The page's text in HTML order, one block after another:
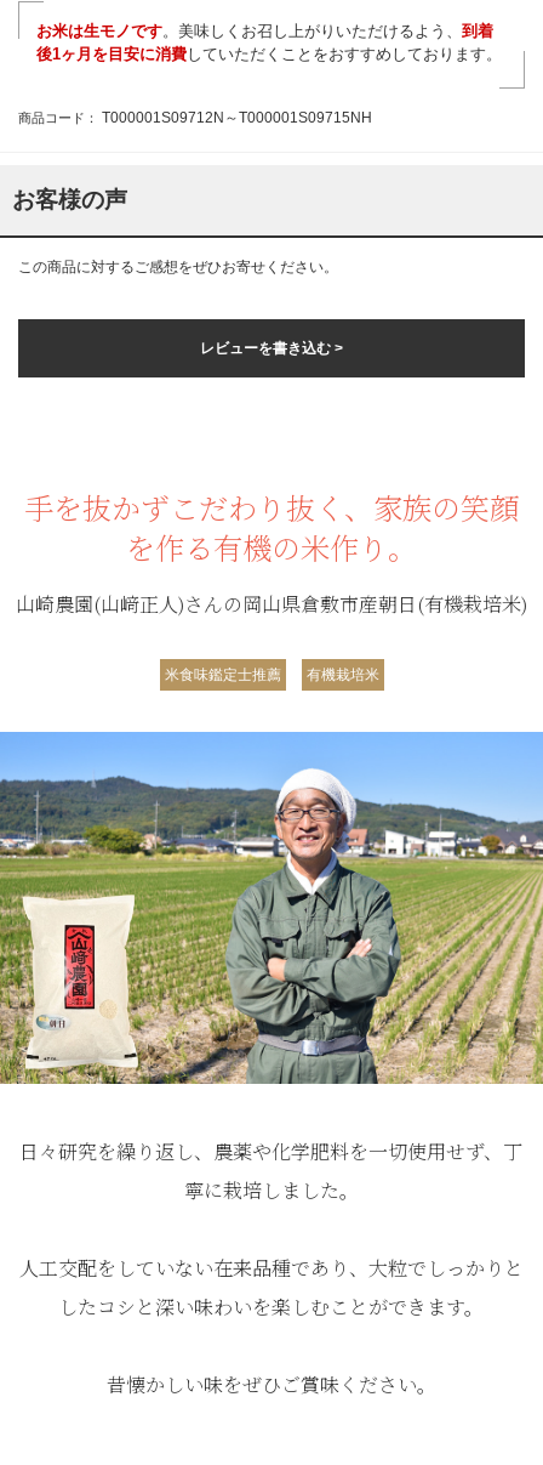
お米は生モノです。美味しくお召し上がりいただけるよう、 到着
後1ヶ月を目安に消費していただくことをおすすめしております。
商品コード： T000001S09712N～T000001S09715NH
お客様の声
この商品に対するご感想をぜひお寄せください。
レビューを書き込む >
手を抜かずこだわり抜く、家族の笑顔
を作る有機の米作り。
山崎農園(山﨑正人)さんの岡山県倉敷市産朝日(有機栽培米)
米食味鑑定士推薦 有機栽培米
日々研究を繰り返し、農薬や化学肥料を一切使用せず、丁
寧に栽培しました。
人工交配をしていない在来品種であり、大粒でしっかりと
したコシと深い味わいを楽しむことができます。
昔懐かしい味をぜひご賞味ください。